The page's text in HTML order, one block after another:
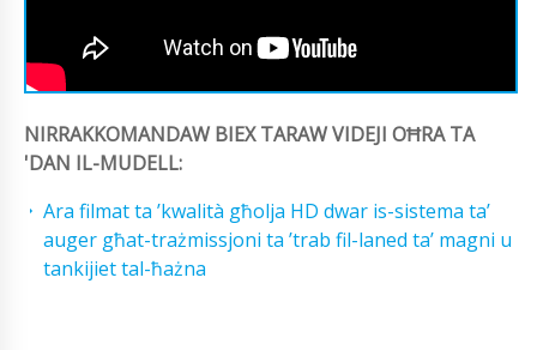
NIRRAKKOMANDAW BIEX TARAW VIDEJI OĦRA TA
'DAN IL-MUDELL:
Ara filmat ta ’kwalità għolja HD dwar is-sistema ta’
auger għat-trażmissjoni ta ’trab fil-laned ta’ magni u
tankijiet tal-ħażna